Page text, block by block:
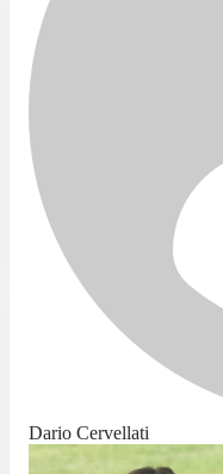
Dario Cervellati